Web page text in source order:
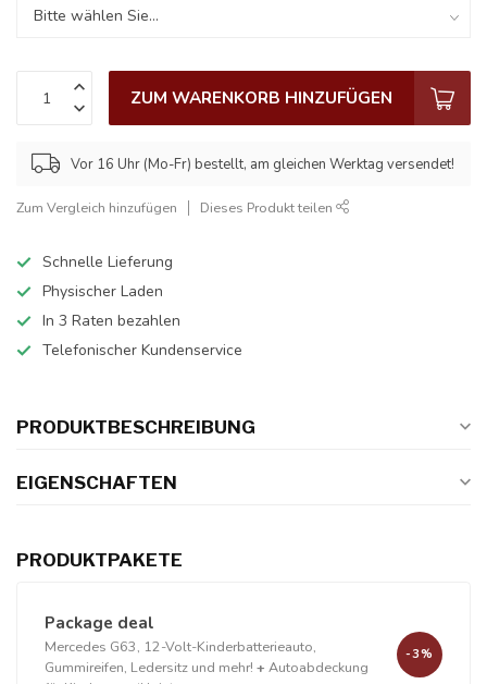
ZUM WARENKORB HINZUFÜGEN
Vor 16 Uhr (Mo-Fr) bestellt, am gleichen Werktag versendet!
Zum Vergleich hinzufügen Dieses Produkt teilen
Schnelle Lieferung
Physischer Laden
In 3 Raten bezahlen
Telefonischer Kundenservice
PRODUKTBESCHREIBUNG
EIGENSCHAFTEN
PRODUKTPAKETE
Package deal
Mercedes G63, 12-Volt-Kinderbatterieauto,
Gummireifen, Ledersitz und mehr! + Autoabdeckung
-3%